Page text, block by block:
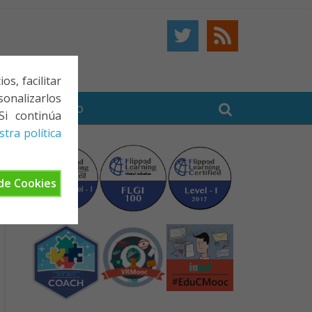
facilitar
continúa
política
Cookies
CONTACTO